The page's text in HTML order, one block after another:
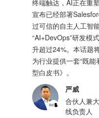
终端触达，AI正在重
宣布已经部署
过可信的自主人工智
“AI+DevOps”研发模
升超过24%。本话题
为行业提供一套“既
型白皮书》。
严威
合伙人兼
线负责人